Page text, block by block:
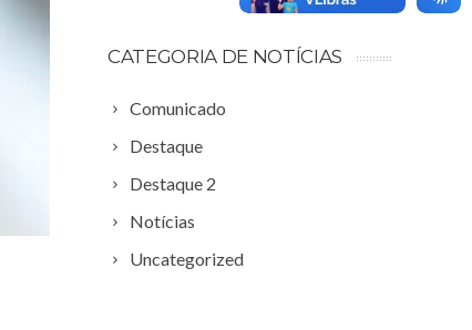
CATEGORIA DE NOTÍCIAS
Comunicado
Destaque
Destaque 2
Notícias
Uncategorized